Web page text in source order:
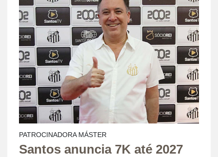
PATROCINADORA MÁSTER
Santos anuncia 7K até 2027